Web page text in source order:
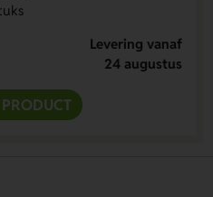
Levering vanaf
24 augustus